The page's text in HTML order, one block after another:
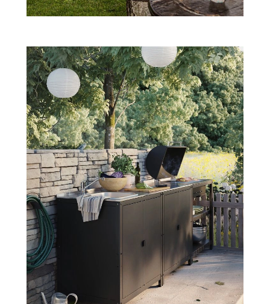
ZWYCZAJE
ZRÓB TO SAM
PRZEPISY
ŚNIADANIA
PRZYSTAWKI
ZUPY
DANIA GŁÓWNE
CIASTA I DESERY